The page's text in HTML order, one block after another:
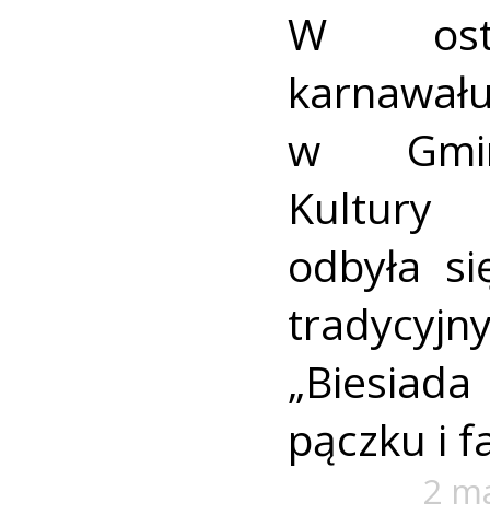
W
w
Kultury
odbyła
pączku i
2